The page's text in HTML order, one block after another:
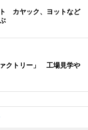
カヤック、ヨットなど
クトリー」 工場見学や